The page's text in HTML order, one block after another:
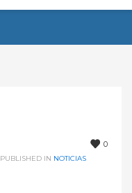
0
PUBLISHED IN NOTICIAS